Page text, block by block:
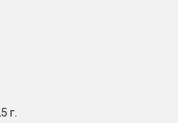
г.